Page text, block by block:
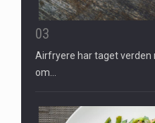
03
Airfryere har taget
om…